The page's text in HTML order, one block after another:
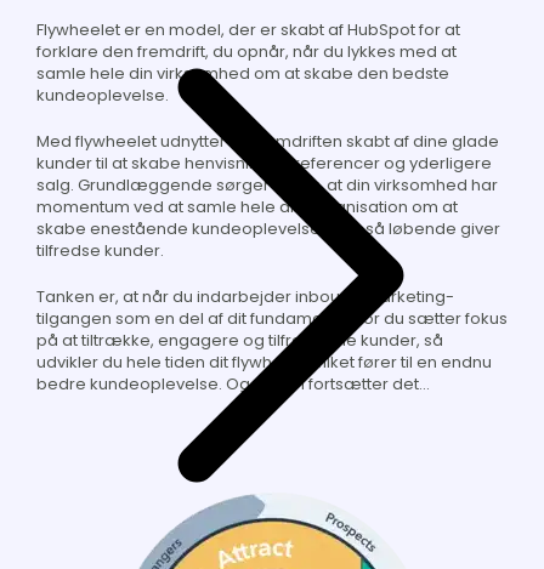
Flywheelet er en model, der er skabt af HubSpot for at
forklare den fremdrift, du opnår, når du lykkes med at
samle hele din virksomhed om at skabe den bedste
kundeoplevelse.
Med flywheelet udnytter du fremdriften skabt af dine glade
kunder til at skabe henvisninger, referencer og yderligere
salg. Grundlæggende sørger du for, at din virksomhed har
momentum ved at samle hele din organisation om at
skabe enestående kundeoplevelser, der så løbende giver
tilfredse kunder.
Tanken er, at når du indarbejder inbound marketing-
tilgangen som en del af dit fundament, hvor du sætter fokus
på at tiltrække, engagere og tilfredsstille kunder, så
udvikler du hele tiden dit flywheel, hvilket fører til en endnu
bedre kundeoplevelse. Og sådan fortsætter det…